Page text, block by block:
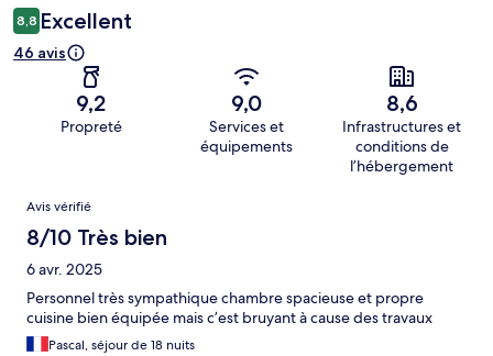
8,8 Excellent
46 avis
9,2
Propreté
9,0
Services et
équipements
8,6
Infrastructures et
conditions de
l’hébergement
Avis
Avis vérifié
8/10 Très bien
6 avr. 2025
Personnel très sympathique chambre spacieuse et propre
cuisine bien équipée mais c’est bruyant à cause des travaux
Pascal, séjour de 18 nuits